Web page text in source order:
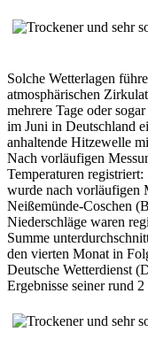
Solche Wetterlagen
atmosphärischen
mehrere Tage oder
im Juni in Deutschland
anhaltende Hitzewelle
Nach vorläufigen
Temperaturen
wurde nach vorläufigen
Neißemünde-Coschen
Niederschläge waren
Summe
den vierten Monat in
Deutsche Wetterdienst
Ergebnisse seiner rund